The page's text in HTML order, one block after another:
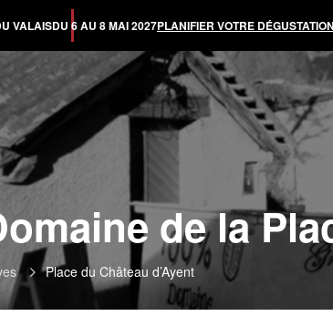
VALAISDU 6 AU 8 MAI 2027PLANIFIER VOTRE DÉGUSTATION
de la
Place du Château d’Ayent